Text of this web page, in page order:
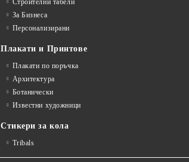
Строителни табели
За Бизнеса
Персонализирани
Плакати и Принтове
Плакати по поръчка
Архитектура
Ботанически
Известни художници
Стикери за кола
Tribals